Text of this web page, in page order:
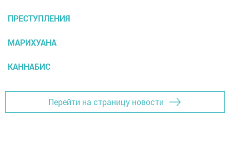
ПРЕСТУПЛЕНИЯ
МАРИХУАНА
КАННАБИС
Перейти на страницу новости